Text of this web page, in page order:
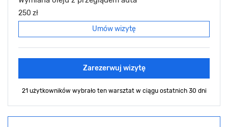
250 zł
Umów wizytę
Zarezerwuj wizytę
21 użytkowników wybrało ten warsztat w ciągu ostatnich 30 dni